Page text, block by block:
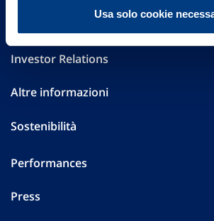
Usa solo cookie
Investor Relations
Altre informazioni
Sostenibilità
Performances
Press